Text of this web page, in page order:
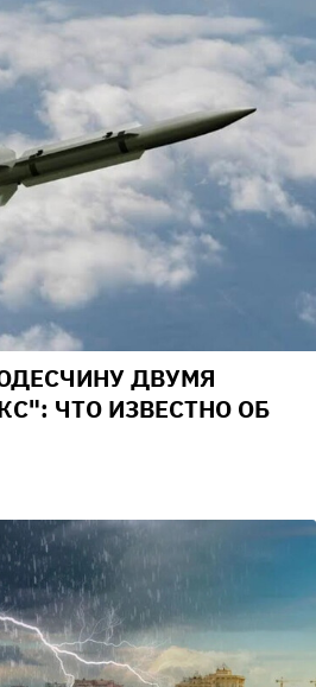
ДВУМЯ
ЧТО ИЗВЕСТНО ОБ